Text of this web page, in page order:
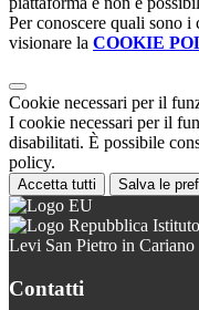
Per conoscere quali sono i
visionare la COOKIE
Cookie necessari per il
I cookie necessari per il
disabilitati. È possibile
policy.
Accetta tutti Salva le
Levi San Pietro in Cariano
Contatti